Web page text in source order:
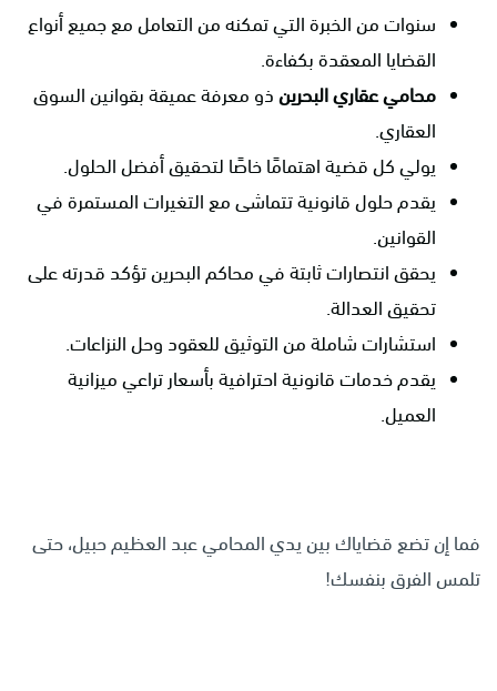
سنوات من الخبرة التي تمكنه من التعامل مع جميع أنواع
القضايا المعقدة بكفاءة.
محامي عقاري البحرينذو معرفة عميقة بقوانين السوق
العقاري.
يولي كل قضية اهتمامًا خاصًا لتحقيق أفضل الحلول.
يقدم حلول قانونية تتماشى مع التغيرات المستمرة في
القوانين.
يحقق انتصارات ثابتة في محاكم البحرين تؤكد قدرته على
تحقيق العدالة.
استشارات شاملة من التوثيق للعقود وحل النزاعات.
يقدم خدمات قانونية احترافية بأسعار تراعي ميزانية
العميل.
فما إن تضع قضاياك بين يدي المحامي عبد العظيم حبيل، حتى
تلمس الفرق بنفسك!